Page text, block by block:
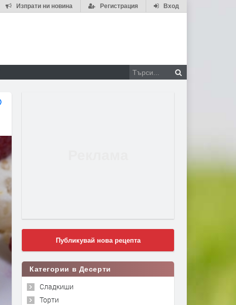
Вход
Регистрация
Изпрати ни новина
Публикувай нова рецепта
Категории в Десерти
Сладкиши
Торти